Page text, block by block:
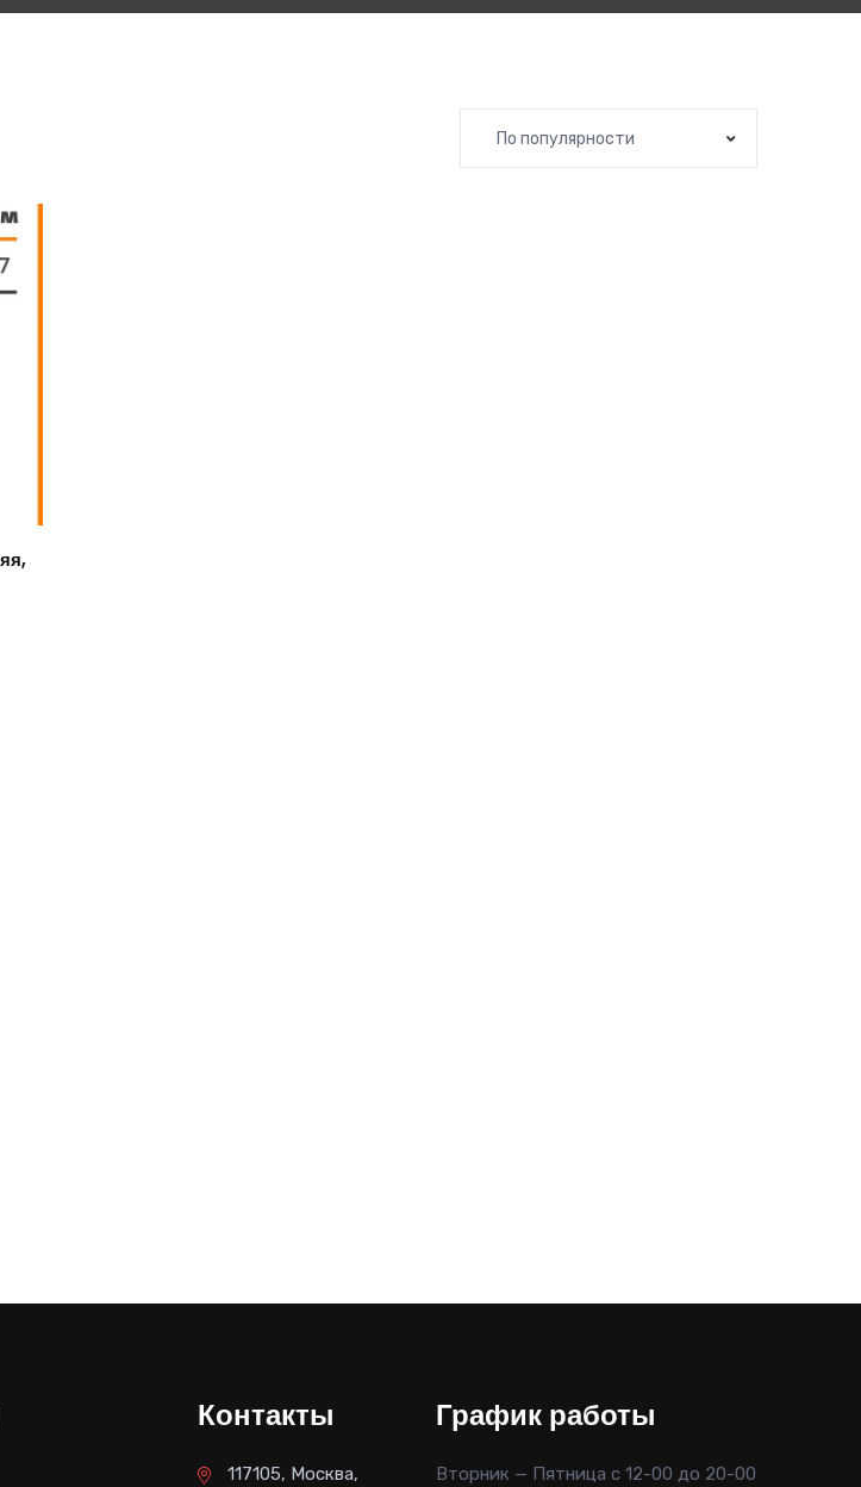
По популярности
Контакты
117105, Москва,
График работы
Вторник — Пятница с 12-00 до 20-00